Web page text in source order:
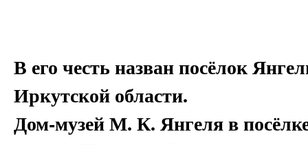
В его честь назван посёлок
Иркутской области.
Дом-музей М. К. Янгеля в